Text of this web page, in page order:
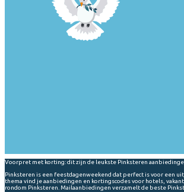
Voorpret met korting: dit zijn de leukste Pinksteren
Pinksteren is een feestdagenweekend dat perfect is voor een
thema vind je aanbiedingen en kortingscodes voor hotels,
rondom Pinksteren. Mailaanbiedingen verzamelt de beste